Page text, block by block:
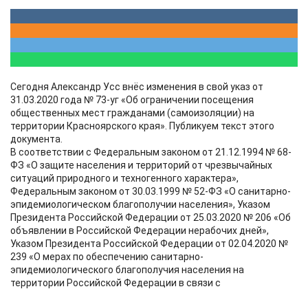
Сегодня Александр Усс внёс изменения в свой указ от
31.03.2020 года № 73-уг «Об ограничении посещения
общественных мест гражданами (самоизоляции) на
территории Красноярского края». Публикуем текст этого
документа.
В соответствии с Федеральным законом от 21.12.1994 № 68-
ФЗ «О защите населения и территорий от чрезвычайных
ситуаций природного и техногенного характера»,
Федеральным законом от 30.03.1999 № 52-ФЗ «О санитарно-
эпидемиологическом благополучии населения», Указом
Президента Российской Федерации от 25.03.2020 № 206 «Об
объявлении в Российской Федерации нерабочих дней»,
Указом Президента Российской Федерации от 02.04.2020 №
239 «О мерах по обеспечению санитарно-
эпидемиологического благополучия населения на
территории Российской Федерации в связи с